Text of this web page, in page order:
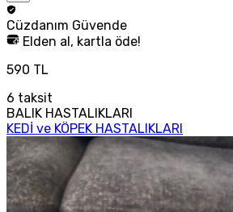
Cüzdanım Güvende
Elden al, kartla öde!
590 TL
6 taksit
BALIK HASTALIKLARI
KEDİ ve KÖPEK HASTALIKLARI